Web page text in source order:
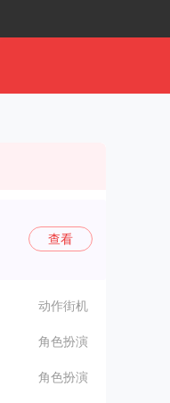
查看
动作街机
角色扮演
角色扮演